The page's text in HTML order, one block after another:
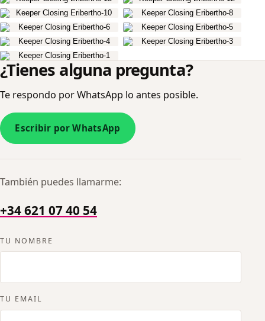
¿Tienes alguna pregunta?
Te respondo por WhatsApp lo antes posible.
Escribir por WhatsApp
También puedes llamarme:
+34 621 07 40 54
No rellenes esto:
TU NOMBRE
TU EMAIL